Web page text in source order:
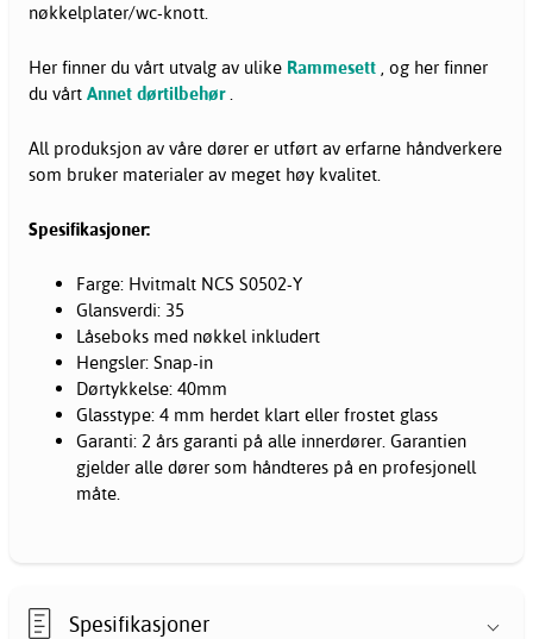
nøkkelplater/wc-knott.
Her finner du vårt utvalg av ulike Rammesett , og her finner
du vårt Annet dørtilbehør.
All produksjon av våre dører er utført av erfarne håndverkere
som bruker materialer av meget høy kvalitet.
Spesifikasjoner:
Farge: Hvitmalt NCS S0502-Y
Glansverdi: 35
Låseboks med nøkkel inkludert
Hengsler: Snap-in
Dørtykkelse: 40mm
Glasstype: 4 mm herdet klart eller frostet glass
Garanti: 2 års garanti på alle innerdører. Garantien
gjelder alle dører som håndteres på en profesjonell
måte.
Spesifikasjoner